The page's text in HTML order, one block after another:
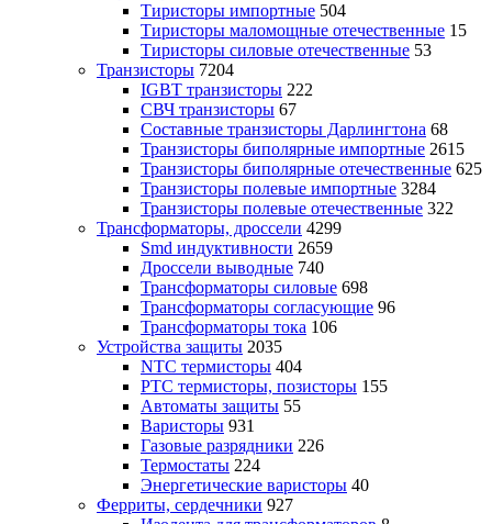
Тиристоры импортные 504
Тиристоры маломощные отечественные 15
Тиристоры силовые отечественные 53
Транзисторы 7204
IGBT транзисторы 222
СВЧ транзисторы 67
Составные транзисторы Дарлингтона 68
Транзисторы биполярные импортные 2615
Транзисторы биполярные отечественные 625
Транзисторы полевые импортные 3284
Транзисторы полевые отечественные 322
Трансформаторы, дроссели 4299
Smd индуктивности 2659
Дроссели выводные 740
Трансформаторы силовые 698
Трансформаторы согласующие 96
Трансформаторы тока 106
Устройства защиты 2035
NTC термисторы 404
PTC термисторы, позисторы 155
Автоматы защиты 55
Варисторы 931
Газовые разрядники 226
Термостаты 224
Энергетические варисторы 40
Ферриты, сердечники 927